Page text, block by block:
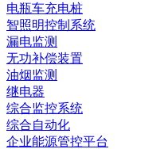
电瓶车充电桩
智照明控制系统
漏电监测
无功补偿装置
油烟监测
继电器
综合监控系统
综合自动化
企业能源管控平台